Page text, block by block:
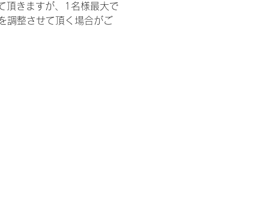
頂きますが、1名様最大で
調整させて頂く場合がご